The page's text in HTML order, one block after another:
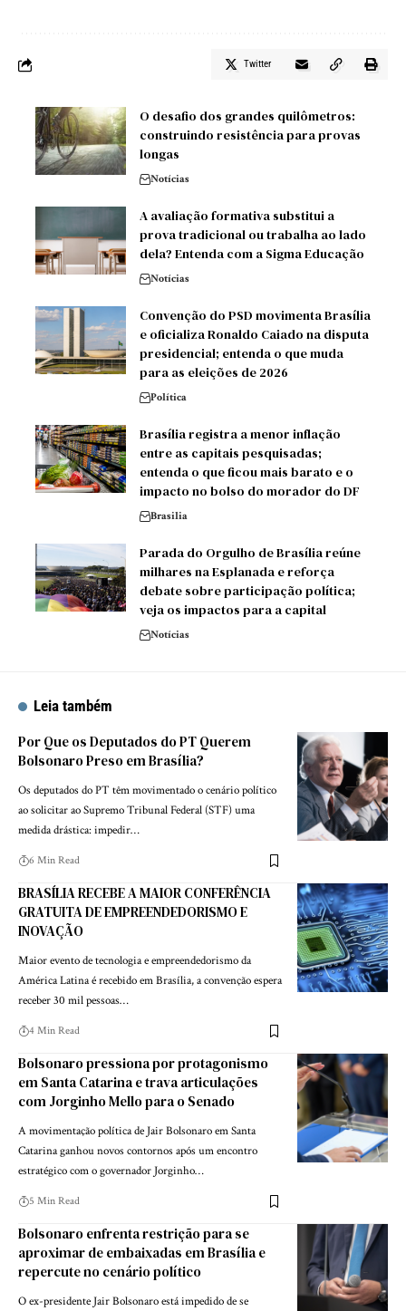
Twitter
O desafio dos grandes quilômetros:
construindo resistência para provas
longas
Notícias
A avaliação formativa substitui a
prova tradicional ou trabalha ao lado
dela? Entenda com a Sigma Educação
Notícias
Convenção do PSD movimenta Brasília
e oficializa Ronaldo Caiado na disputa
presidencial; entenda o que muda
para as eleições de 2026
Política
Brasília registra a menor inflação
entre as capitais pesquisadas;
entenda o que ficou mais barato e o
impacto no bolso do morador do DF
Brasilia
Parada do Orgulho de Brasília reúne
milhares na Esplanada e reforça
debate sobre participação política;
veja os impactos para a capital
Notícias
Leia também
Por Que os Deputados do PT Querem
Bolsonaro Preso em Brasília?
Os deputados do PT têm movimentado o cenário político
ao solicitar ao Supremo Tribunal Federal (STF) uma
medida drástica: impedir…
6 Min Read
BRASÍLIA RECEBE A MAIOR CONFERÊNCIA
GRATUITA DE EMPREENDEDORISMO E
INOVAÇÃO
Maior evento de tecnologia e empreendedorismo da
América Latina é recebido em Brasília, a convenção espera
receber 30 mil pessoas…
4 Min Read
Bolsonaro pressiona por protagonismo
em Santa Catarina e trava articulações
com Jorginho Mello para o Senado
A movimentação política de Jair Bolsonaro em Santa
Catarina ganhou novos contornos após um encontro
estratégico com o governador Jorginho…
5 Min Read
Bolsonaro enfrenta restrição para se
aproximar de embaixadas em Brasília e
repercute no cenário político
O ex-presidente Jair Bolsonaro está impedido de se